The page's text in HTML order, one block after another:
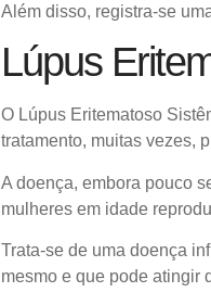
Além disso, registra-se
Lúpus
O Lúpus Eritematoso
tratamento, muitas vezes,
A doença, embora pouco
mulheres em idade
Trata-se de uma doença
mesmo e que pode atingir